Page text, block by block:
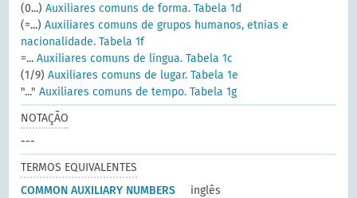
(0...)Auxiliares comuns de forma. Tabela 1d
(=...)Auxiliares comuns de grupos humanos, etnias e
nacionalidade. Tabela 1f
=...Auxiliares comuns de língua. Tabela 1c
(1/9)Auxiliares comuns de lugar. Tabela 1e
"..."Auxiliares comuns de tempo. Tabela 1g
NOTAÇÃO
---
TERMOS EQUIVALENTES
COMMON AUXILIARY NUMBERS
inglês